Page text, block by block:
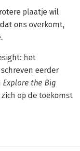
plaatje wil
ons overkomt,
het
eerder
Explore the Big
op de toekomst